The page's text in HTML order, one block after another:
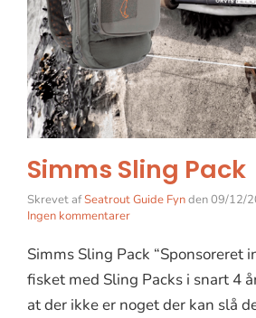
Simms Sling Pack
Skrevet afSeatrout Guide Fynden09/12/
Ingen kommentarer
Simms Sling Pack “Sponsoreret
fisket med Sling Packs i snart 4
at der ikke er noget der kan slå